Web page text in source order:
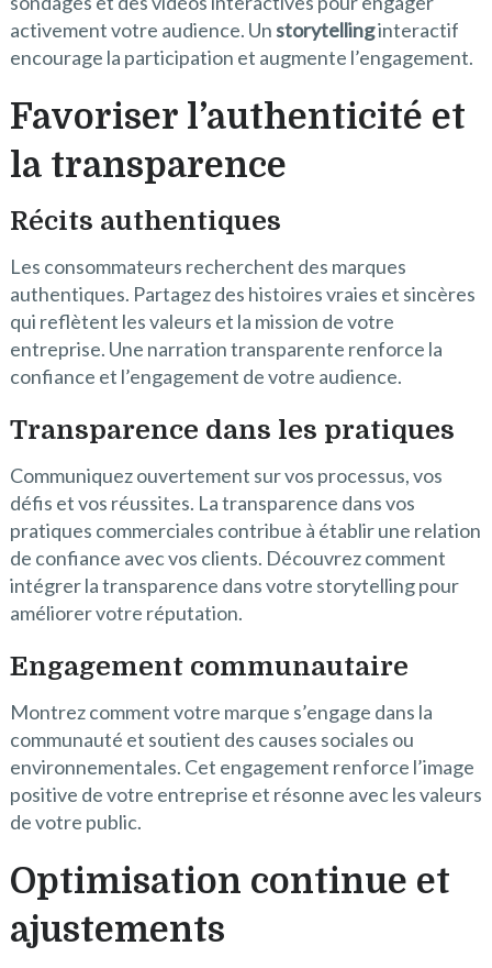
activement votre audience. Unstorytellinginteractif
encourage la participation et augmente l’engagement.
Favoriser l’authenticité et
la transparence
Récits authentiques
Les consommateurs recherchent des marques
authentiques. Partagez des histoires vraies et sincères
qui reflètent les valeurs et la mission de votre
entreprise. Une narration transparente renforce la
confiance et l’engagement de votre audience.
Transparence dans les pratiques
Communiquez ouvertement sur vos processus, vos
défis et vos réussites. La transparence dans vos
pratiques commerciales contribue à établir une relation
de confiance avec vos clients. Découvrez comment
intégrer la transparence dans votre storytelling pour
améliorer votre réputation.
Engagement communautaire
Montrez comment votre marque s’engage dans la
communauté et soutient des causes sociales ou
environnementales. Cet engagement renforce l’image
positive de votre entreprise et résonne avec les valeurs
de votre public.
Optimisation continue et
ajustements